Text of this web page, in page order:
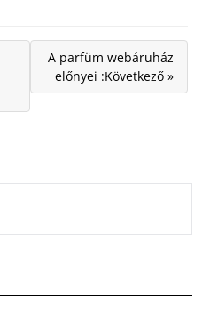
A parfüm webáruház
előnyei :Következő »